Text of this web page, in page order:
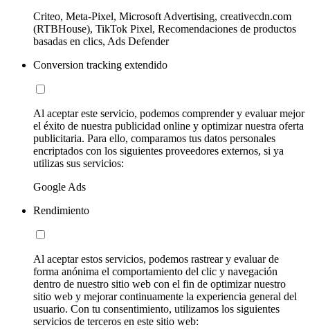
Criteo, Meta-Pixel, Microsoft Advertising, creativecdn.com
(RTBHouse), TikTok Pixel, Recomendaciones de productos
basadas en clics, Ads Defender
Conversion tracking extendido
Al aceptar este servicio, podemos comprender y evaluar mejor
el éxito de nuestra publicidad online y optimizar nuestra oferta
publicitaria. Para ello, comparamos tus datos personales
encriptados con los siguientes proveedores externos, si ya
utilizas sus servicios:
Google Ads
Rendimiento
Al aceptar estos servicios, podemos rastrear y evaluar de
forma anónima el comportamiento del clic y navegación
dentro de nuestro sitio web con el fin de optimizar nuestro
sitio web y mejorar continuamente la experiencia general del
usuario. Con tu consentimiento, utilizamos los siguientes
servicios de terceros en este sitio web: